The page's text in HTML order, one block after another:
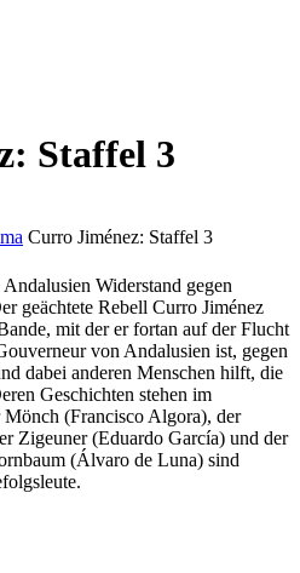
Staffel 3
Curro Jiménez: Staffel 3
Widerstand gegen
geächtete Rebell Curro Jiménez
mit der er fortan auf der Flucht
von Andalusien ist, gegen
dabei anderen Menschen hilft, die
Geschichten stehen im
(Francisco Algora), der
Zigeuner (Eduardo García) und der
(Álvaro de Luna) sind